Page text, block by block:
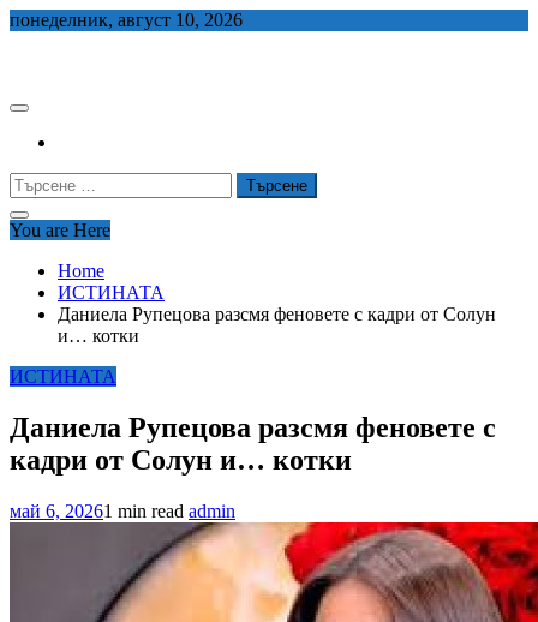
Skip
понеделник, август 10, 2026
Търсене
за:
You are Here
Home
ИСТИНАТА
Даниела Рупецова разсмя феновете с кадри от Солун
и… котки
ИСТИНАТА
Даниела Рупецова разсмя феновете с
кадри от Солун и… котки
май 6, 20261 min read admin